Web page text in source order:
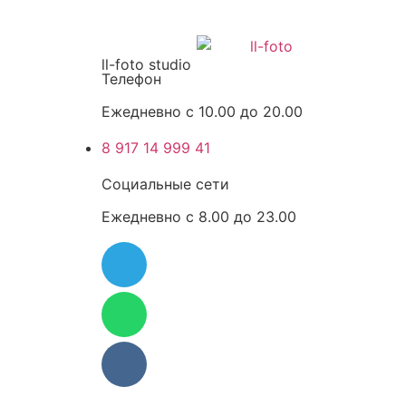
ll-foto studio
Телефон
Ежедневно с 10.00 до 20.00
8 917 14 999 41
Социальные сети
Ежедневно с 8.00 до 23.00